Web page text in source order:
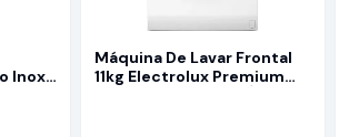
Inox
Máquina De Lavar Frontal
11kg Electrolux Premium